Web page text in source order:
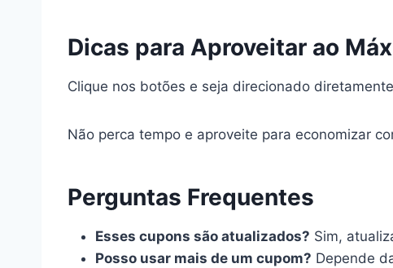
Dicas para Aproveitar ao
Clique nos botões e seja direcionado
Não perca tempo e aproveite para economizar
Perguntas Frequentes
Esses cupons são atualizados? Sim,
Posso usar mais de um cupom? Depende